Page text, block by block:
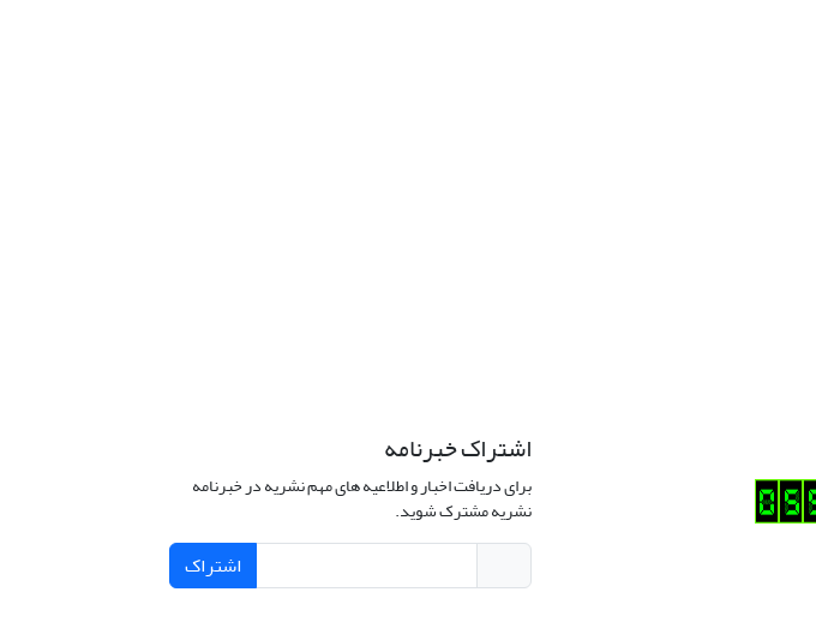
اشتراک خبرنامه
برای دریافت اخبار و اطلاعیه های مهم نشریه در خبرنامه
نشریه مشترک شوید.
اشتراک